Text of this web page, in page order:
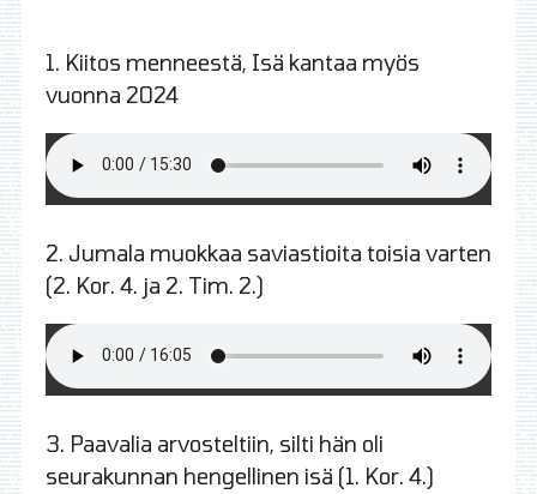
1. Kiitos menneestä, Isä kantaa myös
vuonna 2024
2. Jumala muokkaa saviastioita toisia varten
(2. Kor. 4. ja 2. Tim. 2.)
3. Paavalia arvosteltiin, silti hän oli
seurakunnan hengellinen isä (1. Kor. 4.)